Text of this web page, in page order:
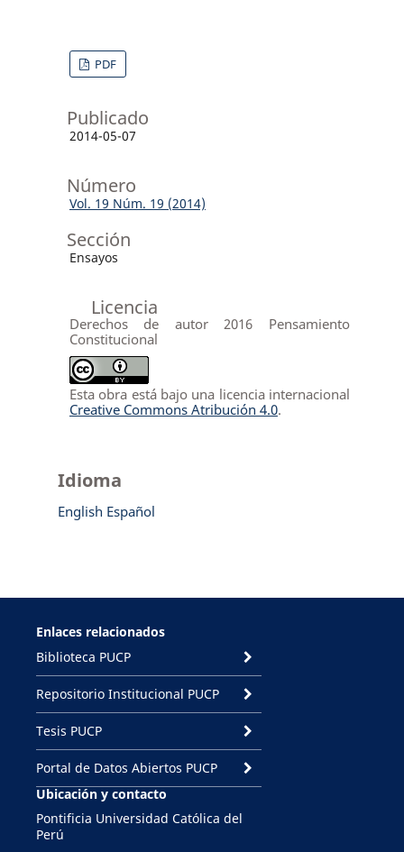
PDF
Publicado
2014-05-07
Número
Vol. 19 Núm. 19 (2014)
Sección
Ensayos
Licencia
Derechos de autor 2016 Pensamiento
Constitucional
Esta obra está bajo una licencia internacional
Creative Commons Atribución 4.0.
Idioma
English Español
Enlaces relacionados
Biblioteca PUCP
Repositorio Institucional PUCP
Tesis PUCP
Portal de Datos Abiertos PUCP
Ubicación y contacto
Pontificia Universidad Católica del
Perú